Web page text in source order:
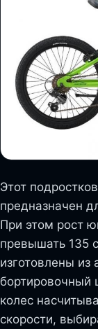
Этот
предназначен
При этом рост
превышать 135
изготовлены
бортировочный
колес
скорости,